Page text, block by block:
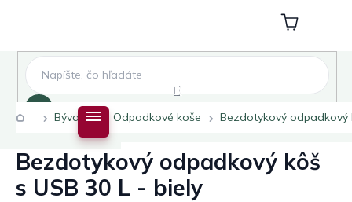
Nákupný
košík
Domov
Bývanie Odpadkové koše Bezdotykový odpadkový
Bezdotykový odpadkový kôš
s USB 30 L - biely